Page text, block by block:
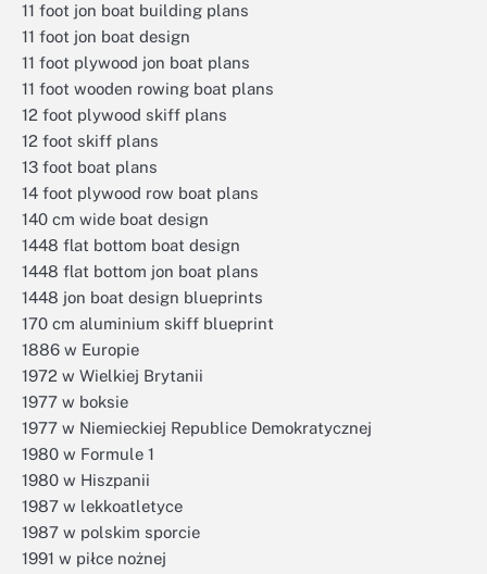
11 foot jon boat building plans
11 foot jon boat design
11 foot plywood jon boat plans
11 foot wooden rowing boat plans
12 foot plywood skiff plans
12 foot skiff plans
13 foot boat plans
14 foot plywood row boat plans
140 cm wide boat design
1448 flat bottom boat design
1448 flat bottom jon boat plans
1448 jon boat design blueprints
170 cm aluminium skiff blueprint
1886 w Europie
1972 w Wielkiej Brytanii
1977 w boksie
1977 w Niemieckiej Republice Demokratycznej
1980 w Formule 1
1980 w Hiszpanii
1987 w lekkoatletyce
1987 w polskim sporcie
1991 w piłce nożnej